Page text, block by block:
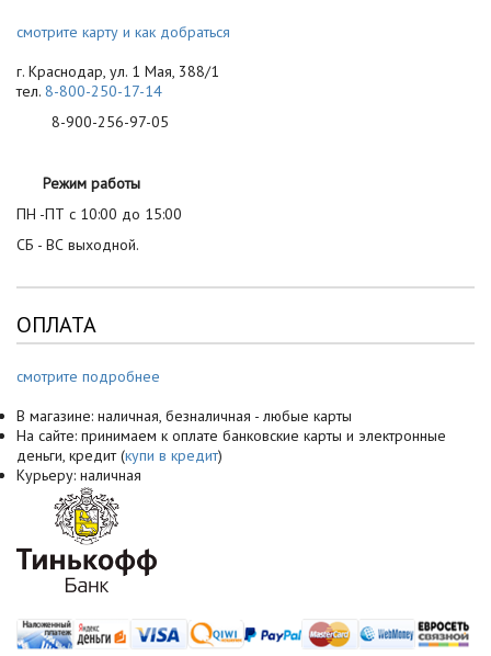
смотрите карту и как добраться
г. Краснодар, ул. 1 Мая, 388/1
тел. 8-800-250-17-14
8-900-256-97-05
Режим работы
ПН -ПТ с 10:00 до 15:00
СБ - ВС выходной.
ОПЛАТА
смотрите подробнее
В магазине: наличная, безналичная - любые карты
На сайте: принимаем к оплате банковские карты и электронные
деньги, кредит (купи в кредит)
Курьеру: наличная